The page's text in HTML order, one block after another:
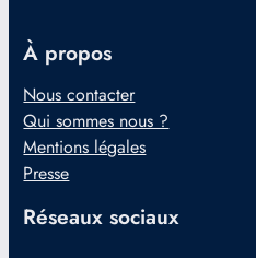
À propos
Nous contacter
Qui sommes nous ?
Mentions légales
Presse
Réseaux sociaux